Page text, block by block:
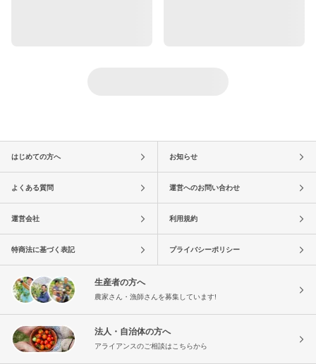
はじめての方へ お知らせ
よくある質問 運営へのお問い合わせ
運営会社 利用規約
特商法に基づく表記 プライバシーポリシー
生産者の方へ
農家さん・漁師さんを募集しています!
法人・自治体の方へ
アライアンスのご相談はこちらから